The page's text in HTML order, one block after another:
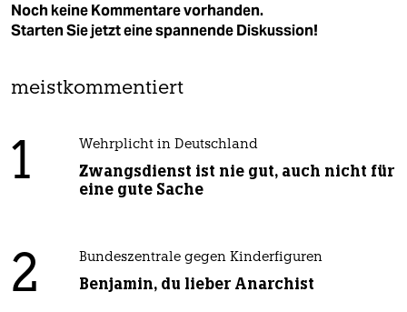
Noch keine Kommentare vorhanden.
Starten Sie jetzt eine spannende Diskussion!
meistkommentiert
1 Wehrplicht in Deutschland
Zwangsdienst ist nie gut, auch nicht für
eine gute Sache
2 Bundeszentrale gegen Kinderfiguren
Benjamin, du lieber Anarchist